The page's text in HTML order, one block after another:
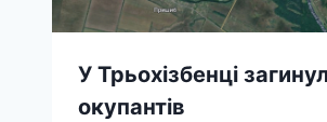
У Трьохізбенці
окупантів